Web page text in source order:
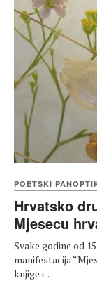
POETSKI
Hrvatsko
Mjesecu
Svake godine od
manifestacija
knjige i…